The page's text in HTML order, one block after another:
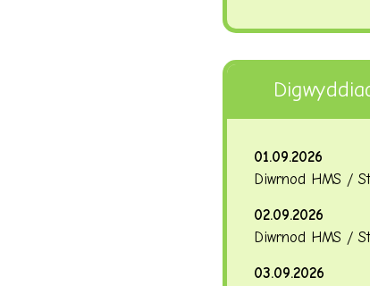
01.09.2026
Diwrnod HMS /
02.09.2026
Diwrnod HMS /
03.09.2026